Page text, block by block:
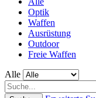
Optik
Waffen
Ausrüstung
Outdoor
Freie Waffen
Alle